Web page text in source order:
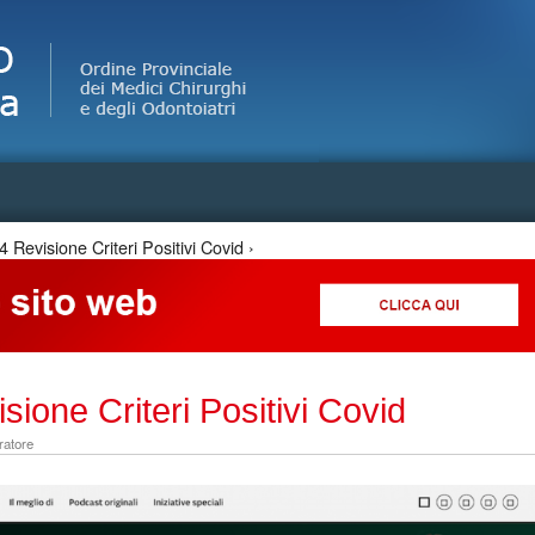
Revisione Criteri Positivi Covid ›
Criteri Positivi Covid